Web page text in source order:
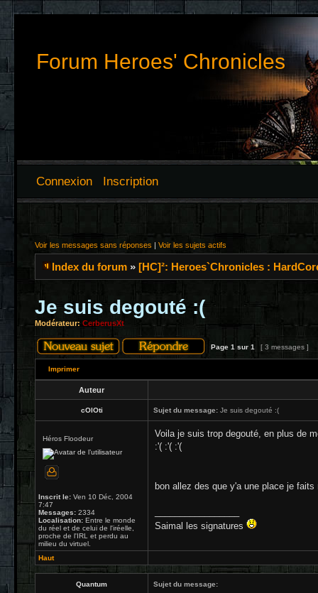
Forum Heroes' Chronicles
Connexion Inscription
Voir les messages sans réponses | Voir les sujets actifs
Index du forum » [HC]²: Heroes`Chronicles :
Je suis degouté :(
Modérateur: CerberusXt
Page 1 sur 1 [ 3 messages ]
Imprimer
Auteur
cOlOti Sujet du message: Je suis degouté :(
Héros Floodeur
Inscrit le: Ven 10 Déc, 2004
7:47
Messages: 2334
Localisation: Entre le monde
du réel et de celui de l'iréelle,
proche de l'IRL et perdu au
milieu du virtuel.
Voila je suis trop degouté, en plus de
:'( :'( :'(
bon allez des que y'a une place je
Saimal les signatures
Haut
Quantum Sujet du message: